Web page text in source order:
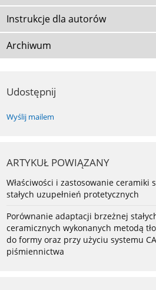
Instrukcje dla autorów
Archiwum
Udostępnij
Wyślij mailem
ARTYKUŁ POWIĄZANY
Właściwości i zastosowanie ceramiki
stałych uzupełnień protetycznych
Porównanie adaptacji brzeżnej
ceramicznych wykonanych metodą
do formy oraz przy użyciu systemu
piśmiennictwa